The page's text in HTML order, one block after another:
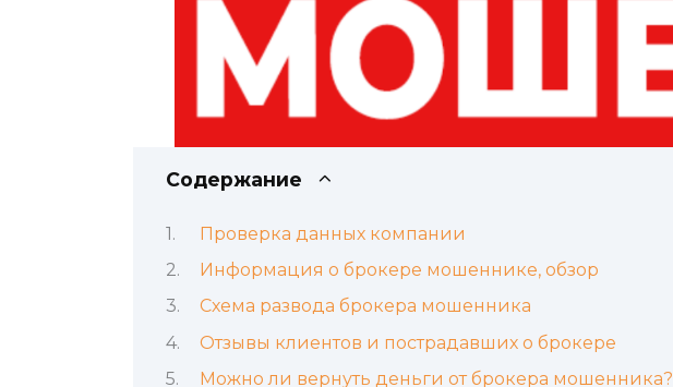
Содержание
Проверка данных компании
Информация о брокере мошеннике, обзор
Схема развода брокера мошенника
Отзывы клиентов и пострадавших о брокере
Можно ли вернуть деньги от брокера мошенника?